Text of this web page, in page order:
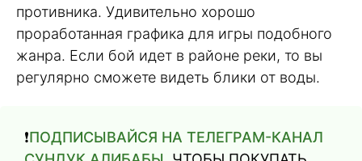
противника. Удивительно хорошо
проработанная графика для игры подобного
жанра. Если бой идет в районе реки, то вы
регулярно сможете видеть блики от воды.
❗️ПОДПИСЫВАЙСЯ НА ТЕЛЕГРАМ-КАНАЛ